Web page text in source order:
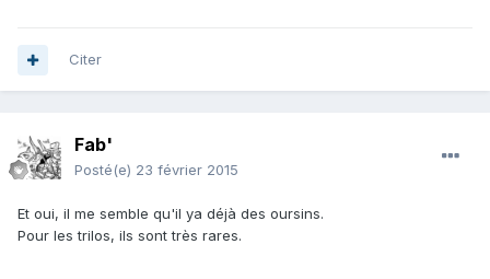
Citer
Fab'
Posté(e) 23 février 2015
Et oui, il me semble qu'il ya déjà des oursins.
Pour les trilos, ils sont très rares.